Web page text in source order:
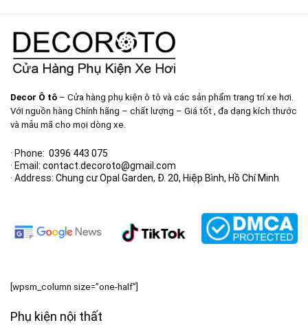
Decor Ô tô – Cửa hàng phụ kiện ô tô và các sản phẩm trang trí xe hơi.
Với nguồn hàng Chính hãng – chất lượng – Giá tốt , đa dạng kích thước
và mẫu mã cho mọi dòng xe.
· Phone: 0396 443 075
· Email: contact.decoroto@gmail.com
· Address: Chung cư Opal Garden, Đ. 20, Hiệp Bình, Hồ Chí Minh
[wpsm_column size=”one-half”]
Phụ kiện nội thất